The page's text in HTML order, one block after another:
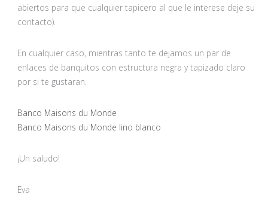
abiertos para que cualquier tapicero al que le interese deje su
contacto).
En cualquier caso, mientras tanto te dejamos un par de
enlaces de banquitos con estructura negra y tapizado claro
por si te gustaran.
Banco Maisons du Monde
Banco Maisons du Monde lino blanco
¡Un saludo!
Eva